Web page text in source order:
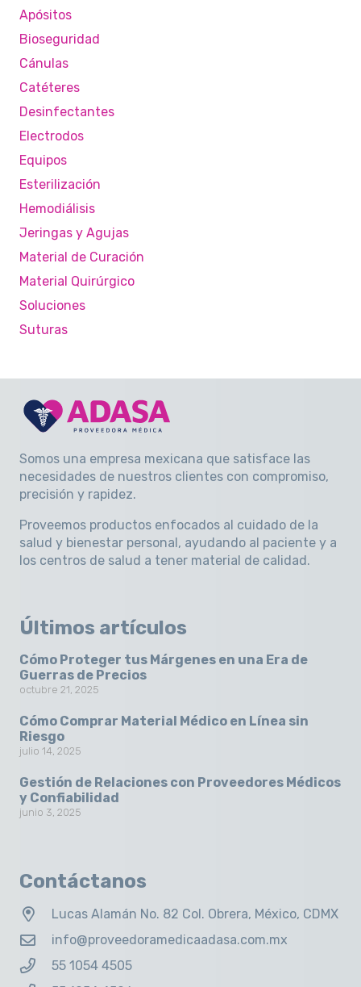
Apósitos
Bioseguridad
Cánulas
Catéteres
Desinfectantes
Electrodos
Equipos
Esterilización
Hemodiálisis
Jeringas y Agujas
Material de Curación
Material Quirúrgico
Soluciones
Suturas
Somos una empresa mexicana que satisface las
necesidades de nuestros clientes con compromiso,
precisión y rapidez.
Proveemos productos enfocados al cuidado de la
salud y bienestar personal, ayudando al paciente y a
los centros de salud a tener material de calidad.
Últimos artículos
Cómo Proteger tus Márgenes en una Era de
Guerras de Precios
octubre 21, 2025
Cómo Comprar Material Médico en Línea sin
Riesgo
julio 14, 2025
Gestión de Relaciones con Proveedores Médicos
y Confiabilidad
junio 3, 2025
Contáctanos
Lucas Alamán No. 82 Col. Obrera, México, CDMX
info@proveedoramedicaadasa.com.mx
55 1054 4505